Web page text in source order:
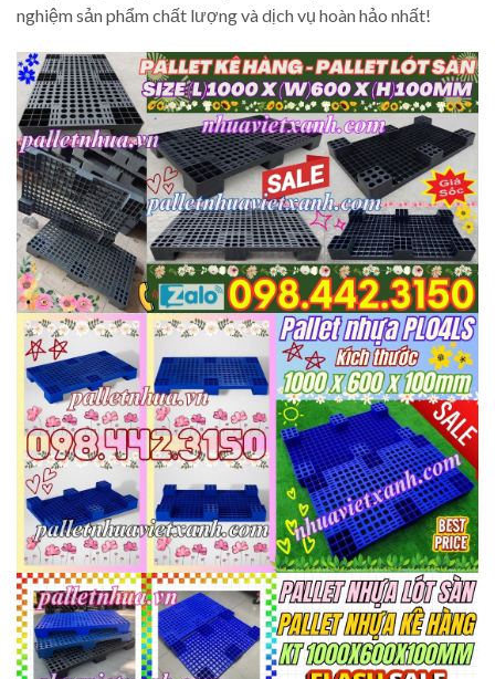
nghiệm sản phẩm chất lượng và dịch vụ hoàn hảo nhất!